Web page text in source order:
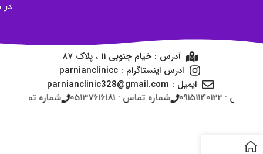
آدرس : خیام جنوبی ۱۱ ، پلاک ۸۷
ادرس اینستاگرام : parnianclinicc
ایمیل : parnianclinic328@gmail.com
شماره تماس : 05137664117 شماره تماس : 05137616181 تماس : 09151140122